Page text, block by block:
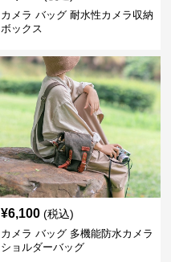
カメラ バッグ 耐水性カメラ収納
ボックス
¥6,100 (税込)
カメラ バッグ 多機能防水カメラ
ショルダーバッグ